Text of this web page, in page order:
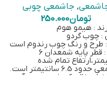
, جاشمعی چوبی
تومان250.000
: هیمو هوم
چوب گردو
طرح و رنگ چوب رندوم است
ابعاد : قطر پایه شمعدان 6
تمام شده
جاشمعی حدود 6.5 سانتیمتر است.
خالی که شمع درون آن